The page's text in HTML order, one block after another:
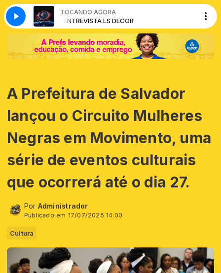
TOCANDO AGORA
ENTREVISTA LS DECOR
A Prefeitura de Salvador
lançou o Circuito Mulheres
Negras em Movimento, uma
série de eventos culturais
que ocorrerá até o dia 27.
Por Administrador
Publicado em 17/07/2025 14:00
Cultura